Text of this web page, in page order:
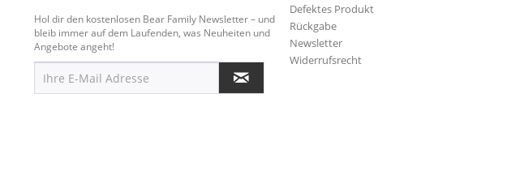
Hol dir den kostenlosen Bear Family Newsletter – und
bleib immer auf dem Laufenden, was Neuheiten und
Angebote angeht!
Defektes Produkt
Rückgabe
Newsletter
Widerrufsrecht